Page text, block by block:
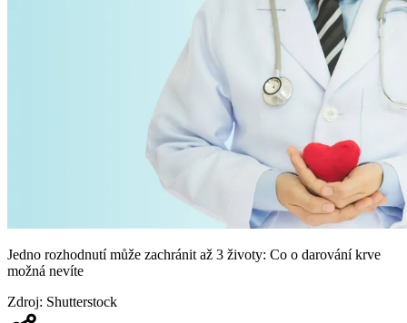
Jedno rozhodnutí může zachránit až 3 životy: Co o darování krve
možná nevíte
Zdroj: Shutterstock